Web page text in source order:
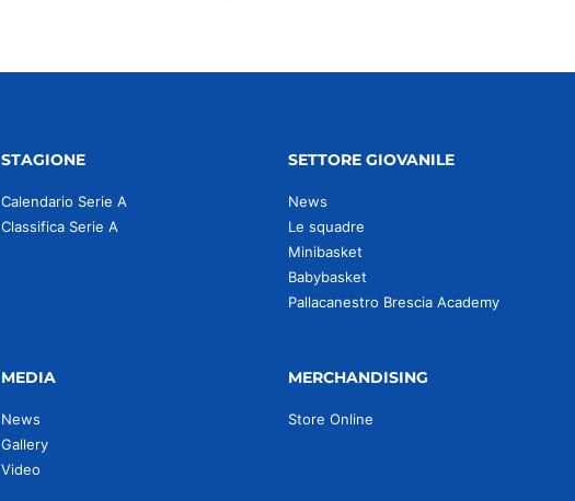
STAGIONE
Calendario Serie A
Classifica Serie A
SETTORE GIOVANILE
News
Le squadre
Minibasket
Babybasket
Pallacanestro Brescia Academy
MEDIA
News
Gallery
Video
MERCHANDISING
Store Online